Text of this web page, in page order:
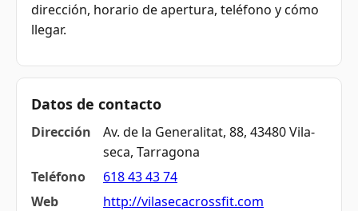
dirección, horario de apertura, teléfono y cómo
llegar.
Datos de contacto
Dirección
Av. de la Generalitat, 88, 43480 Vila-
seca, Tarragona
Teléfono
618 43 43 74
Web
http://vilasecacrossfit.com